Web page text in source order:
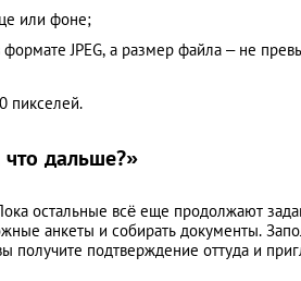
или фоне;
JPEG, а размер файла – не
пикселей.
дальше?»
остальные всё еще продолжают
анкеты и собирать документы.
получите подтверждение оттуда и